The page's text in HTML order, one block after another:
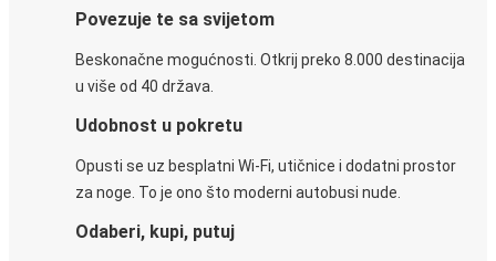
Povezuje te sa svijetom
Beskonačne mogućnosti. Otkrij preko 8.000 destinacija
u više od 40 država.
Udobnost u pokretu
Opusti se uz besplatni Wi-Fi, utičnice i dodatni prostor
za noge. To je ono što moderni autobusi nude.
Odaberi, kupi, putuj